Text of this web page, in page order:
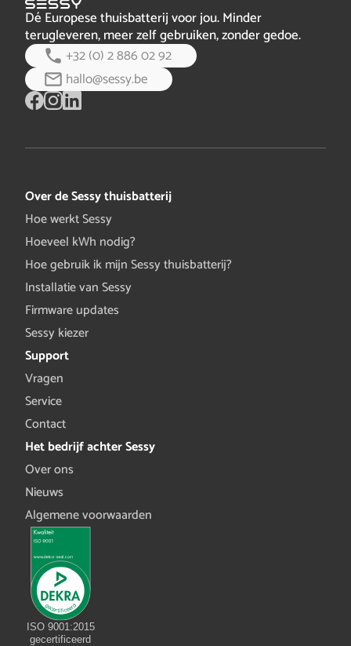
Dé Europese thuisbatterij voor jou. Minder
terugleveren, meer zelf gebruiken, zonder gedoe.
+32 (0) 2 886 02 92
hallo@sessy.be
Over de Sessy thuisbatterij
Hoe werkt Sessy
Hoeveel kWh nodig?
Hoe gebruik ik mijn Sessy thuisbatterij?
Installatie van Sessy
Firmware updates
Sessy kiezer
Support
Vragen
Service
Contact
Het bedrijf achter Sessy
Over ons
Nieuws
Algemene voorwaarden
ISO 9001:2015
gecertificeerd